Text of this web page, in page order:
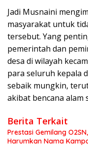
Jadi Musnaini
masyarakat untuk
tersebut. Yang
pemerintah dan
desa di wilayah
para seluruh kepala
sebaik mungkin,
akibat bencana alam
Berita Terkait
Prestasi Gemilang
Harumkan Nama